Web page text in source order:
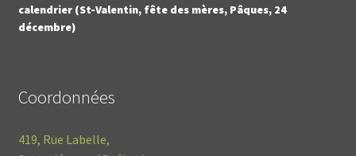
calendrier (St-Valentin, fête des mères, Pâques, 24
décembre)
Coordonnées
419, Rue Labelle,